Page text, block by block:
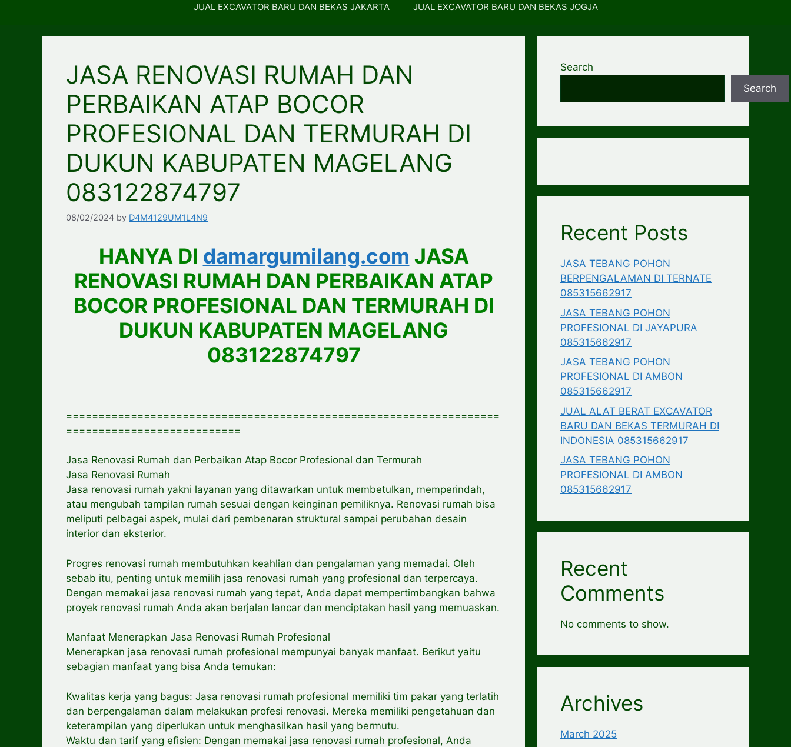
JUAL EXCAVATOR BARU DAN BEKAS JAKARTA JUAL EXCAVATOR BARU DAN BEKAS JOGJA
JASA RENOVASI RUMAH DAN
PERBAIKAN ATAP BOCOR
PROFESIONAL DAN TERMURAH DI
DUKUN KABUPATEN MAGELANG
083122874797
08/02/2024 by D4M4129UM1L4N9
HANYA DI damargumilang.com JASA
RENOVASI RUMAH DAN PERBAIKAN ATAP
BOCOR PROFESIONAL DAN TERMURAH DI
DUKUN KABUPATEN MAGELANG
083122874797
===================================================================
===========================
Jasa Renovasi Rumah dan Perbaikan Atap Bocor Profesional dan Termurah
Jasa Renovasi Rumah
Jasa renovasi rumah yakni layanan yang ditawarkan untuk membetulkan, memperindah,
atau mengubah tampilan rumah sesuai dengan keinginan pemiliknya. Renovasi rumah bisa
meliputi pelbagai aspek, mulai dari pembenaran struktural sampai perubahan desain
interior dan eksterior.
Progres renovasi rumah membutuhkan keahlian dan pengalaman yang memadai. Oleh
sebab itu, penting untuk memilih jasa renovasi rumah yang profesional dan terpercaya.
Dengan memakai jasa renovasi rumah yang tepat, Anda dapat mempertimbangkan bahwa
proyek renovasi rumah Anda akan berjalan lancar dan menciptakan hasil yang memuaskan.
Manfaat Menerapkan Jasa Renovasi Rumah Profesional
Menerapkan jasa renovasi rumah profesional mempunyai banyak manfaat. Berikut yaitu
sebagian manfaat yang bisa Anda temukan:
Kwalitas kerja yang bagus: Jasa renovasi rumah profesional memiliki tim pakar yang terlatih
dan berpengalaman dalam melakukan profesi renovasi. Mereka memiliki pengetahuan dan
keterampilan yang diperlukan untuk menghasilkan hasil yang bermutu.
Waktu dan tarif yang efisien: Dengan memakai jasa renovasi rumah profesional, Anda
Search
Search
Recent Posts
JASA TEBANG POHON
BERPENGALAMAN DI TERNATE
085315662917
JASA TEBANG POHON
PROFESIONAL DI JAYAPURA
085315662917
JASA TEBANG POHON
PROFESIONAL DI AMBON
085315662917
JUAL ALAT BERAT EXCAVATOR
BARU DAN BEKAS TERMURAH DI
INDONESIA 085315662917
JASA TEBANG POHON
PROFESIONAL DI AMBON
085315662917
Recent
Comments
No comments to show.
Archives
March 2025